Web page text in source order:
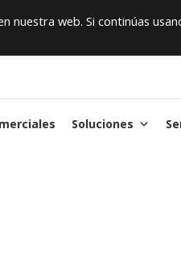
Soluciones
nuestra web. Si continúas